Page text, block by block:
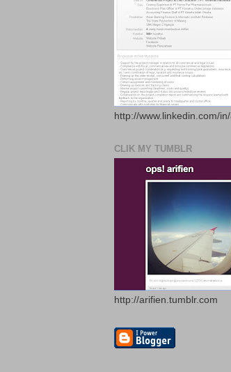
http://www.linkedin.com/
CLIK MY TUMBLR
http://arifien.tumblr.com